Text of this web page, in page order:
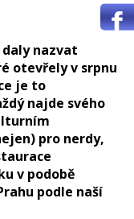
nazvat
otevřely v srpnu
je to
najde svého
pro nerdy,
v podobě
podle naší